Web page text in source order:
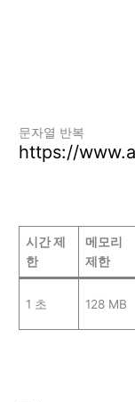
문자열 반복
https://
시간 제
한
메모리
제한
1 초 128 MB